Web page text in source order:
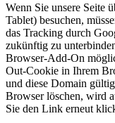
Wenn Sie unsere Seite
Tablet) besuchen,
das Tracking durch
zukünftig zu
Browser-Add-On
Out-Cookie in Ihrem
und diese Domain
Browser löschen, wird
Sie den Link erneut